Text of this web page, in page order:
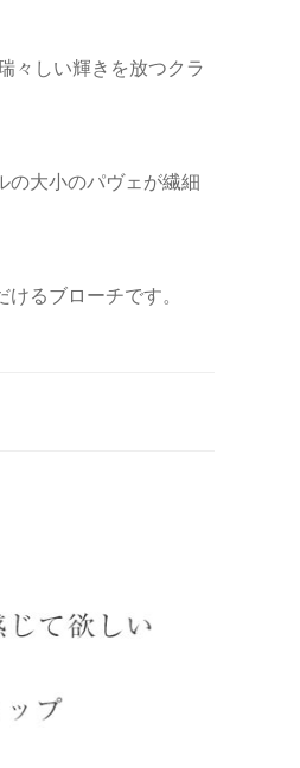
々しい輝きを放つクラ
の大小のパヴェが繊細
るブローチです。